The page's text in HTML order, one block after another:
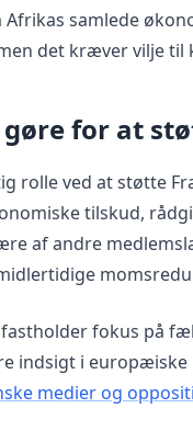
samlede
det kræver vilje til
for at
rolle ved at støtte
tilskud,
af andre
fastholder fokus på
indsigt i
medier og